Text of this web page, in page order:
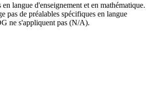
langue d'enseignement et en mathématique.
pas de préalables spécifiques en langue
ne s'appliquent pas (N/A).